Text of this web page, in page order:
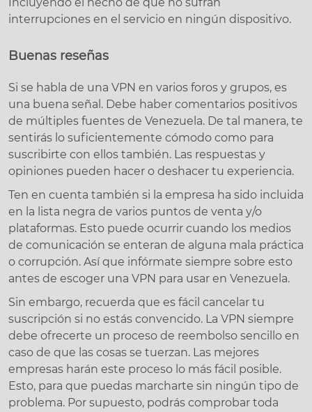
interrupciones en el servicio en ningún dispositivo.
Buenas reseñas
Si se habla de una VPN en varios foros y grupos, es
una buena señal. Debe haber comentarios positivos
de múltiples fuentes de Venezuela. De tal manera, te
sentirás lo suficientemente cómodo como para
suscribirte con ellos también. Las respuestas y
opiniones pueden hacer o deshacer tu experiencia.
Ten en cuenta también si la empresa ha sido incluida
en la lista negra de varios puntos de venta y/o
plataformas. Esto puede ocurrir cuando los medios
de comunicación se enteran de alguna mala práctica
o corrupción. Así que infórmate siempre sobre esto
antes de escoger una VPN para usar en Venezuela.
Sin embargo, recuerda que es fácil cancelar tu
suscripción si no estás convencido. La VPN siempre
debe ofrecerte un proceso de reembolso sencillo en
caso de que las cosas se tuerzan. Las mejores
empresas harán este proceso lo más fácil posible.
Esto, para que puedas marcharte sin ningún tipo de
problema. Por supuesto, podrás comprobar toda